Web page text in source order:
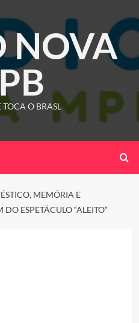
NOVA
O BRASL
MEMÓRIA E
ESPETÁCULO “ALEITO”